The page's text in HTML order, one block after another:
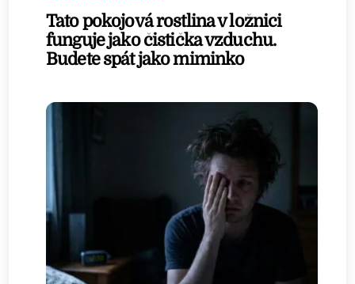
Tato pokojová rostlina v ložnici
funguje jako čistička vzduchu.
Budete spát jako miminko